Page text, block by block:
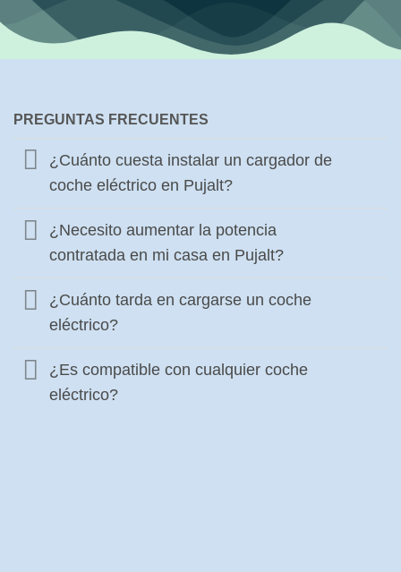
PREGUNTAS FRECUENTES
¿Cuánto cuesta instalar un cargador de
coche eléctrico en Pujalt?
¿Necesito aumentar la potencia
contratada en mi casa en Pujalt?
¿Cuánto tarda en cargarse un coche
eléctrico?
¿Es compatible con cualquier coche
eléctrico?